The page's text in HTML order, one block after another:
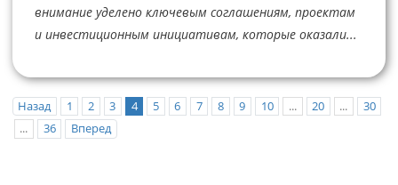
внимание уделено ключевым соглашениям, проектам
и инвестиционным инициативам, которые оказали...
Назад 1 2 3 4 5 6 7 8 9 10 ... 20 ...
30
...
36 Вперед